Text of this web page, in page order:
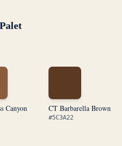
Canyon CT Barbarella Brown
#5C3A22